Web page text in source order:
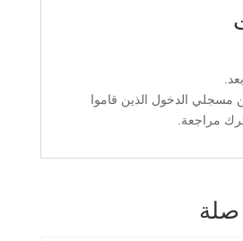
مسجلي الدخول الذين قاموا
مراجعة.
صلة